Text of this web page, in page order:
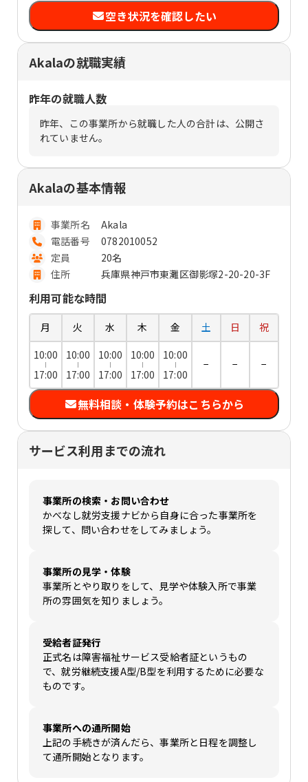
空き状況を確認したい
Akalaの就職実績
昨年の就職人数
昨年、この事業所から就職した人の合計は、公開さ
れていません。
Akalaの基本情報
事業所名
Akala
電話番号
0782010052
定員
20名
住所
兵庫県神戸市東灘区御影塚2-20-20-3F
利用可能な時間
月 火 水 木 金 土 日
祝
10:00
17:00
10:00
17:00
10:00
17:00
10:00
17:00
10:00
17:00
− − −
無料相談・体験予約はこちらから
サービス利用までの流れ
事業所の検索・お問い合わせ
かべなし就労支援ナビから自身に合った事業所を
探して、問い合わせをしてみましょう。
事業所の見学・体験
事業所とやり取りをして、見学や体験入所で事業
所の雰囲気を知りましょう。
受給者証発行
正式名は障害福祉サービス受給者証というもの
で、就労継続支援A型/B型を利用するために必要な
ものです。
事業所への通所開始
上記の手続きが済んだら、事業所と日程を調整し
て通所開始となります。